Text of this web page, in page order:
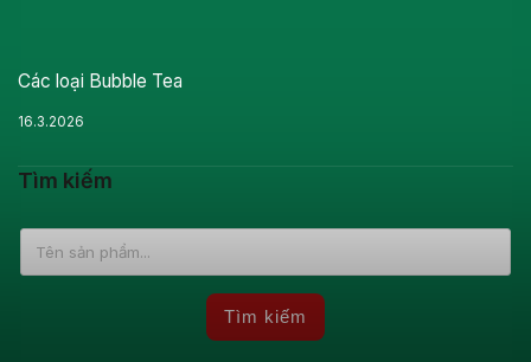
Các loại Bubble Tea
16.3.2026
Tìm kiếm
Tìm kiếm